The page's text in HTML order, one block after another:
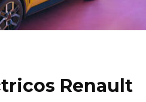
Renault